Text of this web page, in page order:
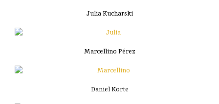
Julia Kucharski
Marcellino Pérez
Daniel Korte